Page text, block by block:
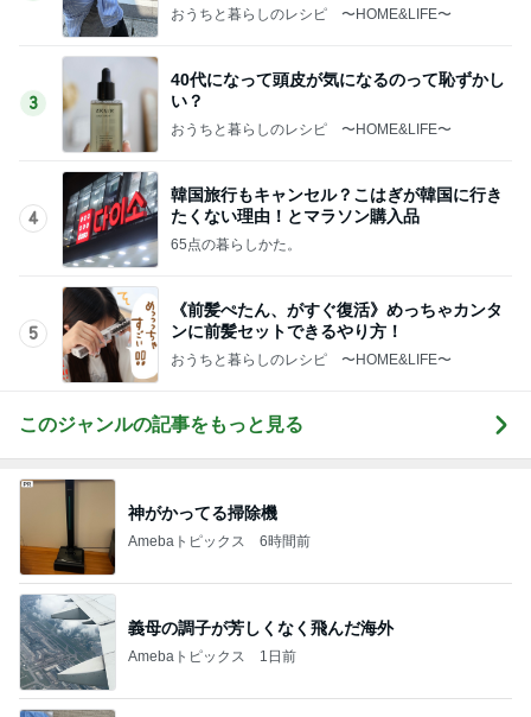
おうちと暮らしのレシピ 〜HOME&LIFE〜
3
40代になって頭皮が気になるのって恥ずかし
い？
おうちと暮らしのレシピ 〜HOME&LIFE〜
4
韓国旅行もキャンセル？こはぎが韓国に行き
たくない理由！とマラソン購入品
65点の暮らしかた。
5
《前髪ぺたん、がすぐ復活》めっちゃカンタ
ンに前髪セットできるやり方！
おうちと暮らしのレシピ 〜HOME&LIFE〜
このジャンルの記事をもっと見る
神がかってる掃除機
Amebaトピックス 6時間前
義母の調子が芳しくなく飛んだ海外
Amebaトピックス 1日前